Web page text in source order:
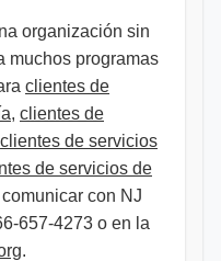
organización sin
muchos programas
clientes de
, clientes de
clientes de servicios
de servicios de
con NJ
657-4273 o en la
.